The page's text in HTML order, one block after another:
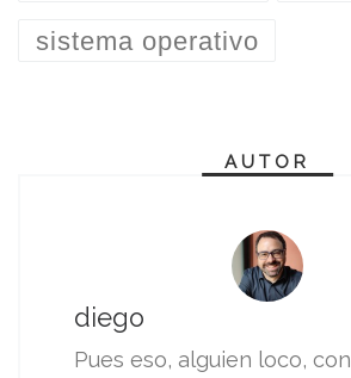
sistema operativo
AUTOR
diego
Pues eso, alguien loco,